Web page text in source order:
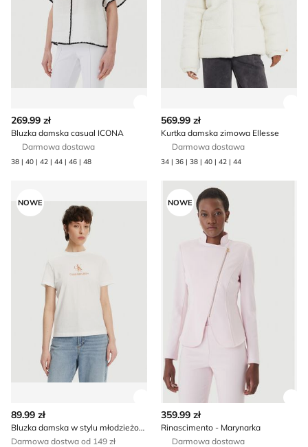
269.99 zł
Bluzka damska casual ICONA
Darmowa dostawa
38 | 40 | 42 | 44 | 46 | 48
569.99 zł
Kurtka damska zimowa Ellesse
Darmowa dostawa
34 | 36 | 38 | 40 | 42 | 44
Bluzka damska w stylu młodzieżowym Calvin Klein Jeans
NOWE
Zobacz szczegóły produktu
89.99 zł
Bluzka damska w stylu młodzieżowym Calvin Klein Jeans
Darmowa dostwa od 149 zł
Rinascimento - Marynarka
NOWE
359.99 zł
Rinascimento - Marynarka
Darmowa dostawa